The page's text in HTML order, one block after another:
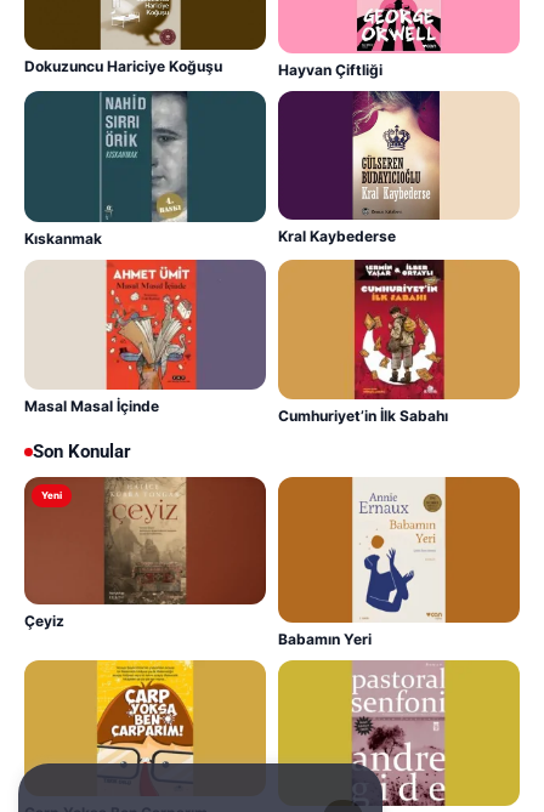
Dokuzuncu Hariciye Koğuşu Hayvan Çiftliği
Kıskanmak Kral Kaybederse
Masal Masal İçinde
Cumhuriyet’in İlk Sabahı
Son Konular
Yeni
Çeyiz
Babamın Yeri